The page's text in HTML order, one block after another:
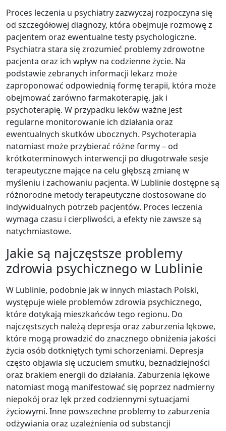
Proces leczenia u psychiatry zazwyczaj rozpoczyna się
od szczegółowej diagnozy, która obejmuje rozmowę z
pacjentem oraz ewentualne testy psychologiczne.
Psychiatra stara się zrozumieć problemy zdrowotne
pacjenta oraz ich wpływ na codzienne życie. Na
podstawie zebranych informacji lekarz może
zaproponować odpowiednią formę terapii, która może
obejmować zarówno farmakoterapię, jak i
psychoterapię. W przypadku leków ważne jest
regularne monitorowanie ich działania oraz
ewentualnych skutków ubocznych. Psychoterapia
natomiast może przybierać różne formy – od
krótkoterminowych interwencji po długotrwałe sesje
terapeutyczne mające na celu głębszą zmianę w
myśleniu i zachowaniu pacjenta. W Lublinie dostępne są
różnorodne metody terapeutyczne dostosowane do
indywidualnych potrzeb pacjentów. Proces leczenia
wymaga czasu i cierpliwości, a efekty nie zawsze są
natychmiastowe.
Jakie są najczęstsze problemy
zdrowia psychicznego w Lublinie
W Lublinie, podobnie jak w innych miastach Polski,
występuje wiele problemów zdrowia psychicznego,
które dotykają mieszkańców tego regionu. Do
najczęstszych należą depresja oraz zaburzenia lękowe,
które mogą prowadzić do znacznego obniżenia jakości
życia osób dotkniętych tymi schorzeniami. Depresja
często objawia się uczuciem smutku, beznadziejności
oraz brakiem energii do działania. Zaburzenia lękowe
natomiast mogą manifestować się poprzez nadmierny
niepokój oraz lęk przed codziennymi sytuacjami
życiowymi. Inne powszechne problemy to zaburzenia
odżywiania oraz uzależnienia od substancji